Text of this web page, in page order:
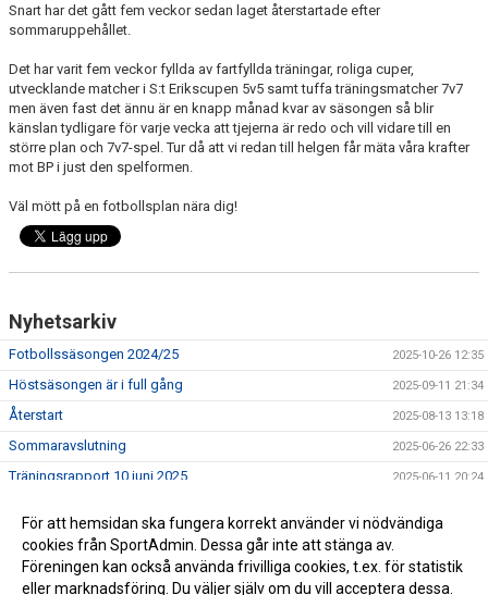
Snart har det gått fem veckor sedan laget återstartade efter
sommaruppehållet.
Det har varit fem veckor fyllda av fartfyllda träningar, roliga cuper,
utvecklande matcher i S:t Erikscupen 5v5 samt tuffa träningsmatcher 7v7
men även fast det ännu är en knapp månad kvar av säsongen så blir
känslan tydligare för varje vecka att tjejerna är redo och vill vidare till en
större plan och 7v7-spel. Tur då att vi redan till helgen får mäta våra krafter
mot BP i just den spelformen.
Väl mött på en fotbollsplan nära dig!
Nyhetsarkiv
Fotbollssäsongen 2024/25 2025-10-26 12:35
Höstsäsongen är i full gång 2025-09-11 21:34
Återstart 2025-08-13 13:18
Sommaravslutning 2025-06-26 22:33
Träningsrapport 10 juni 2025 2025-06-11 20:24
FCH Tjejcup 2025 - Lagets första 7-mannamatcher
För att hemsidan ska fungera korrekt använder vi nödvändiga
cookies från SportAdmin. Dessa går inte att stänga av.
Föreningen kan också använda frivilliga cookies, t.ex. för statistik
eller marknadsföring. Du väljer själv om du vill acceptera dessa.